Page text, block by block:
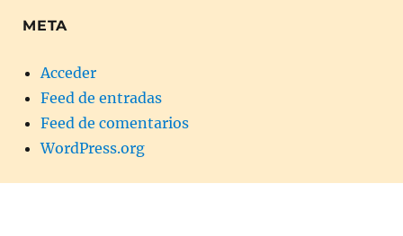
META
Acceder
Feed de entradas
Feed de comentarios
WordPress.org